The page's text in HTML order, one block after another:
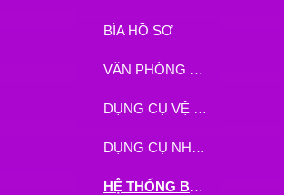
BÌA HỒ SƠ
VĂN PHÒNG PHẨM
DỤNG CỤ VỆ SINH
DỤNG CỤ NHÀ BẾP
HỆ THỐNG BHX - TGDĐ ĐẶT HÀNG TẠI ĐÂY